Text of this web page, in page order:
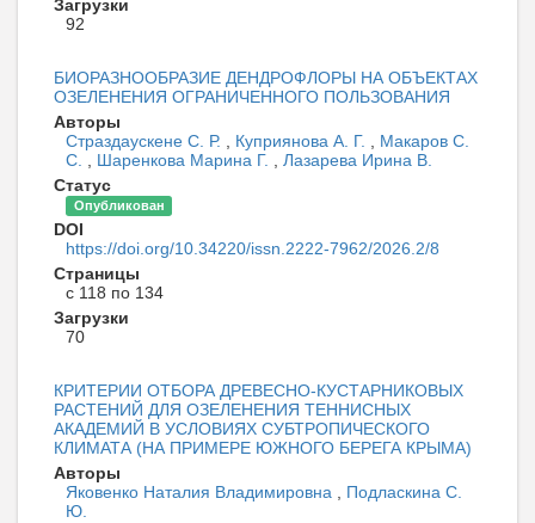
Загрузки
92
БИОРАЗНООБРАЗИЕ ДЕНДРОФЛОРЫ НА ОБЪЕКТАХ
ОЗЕЛЕНЕНИЯ ОГРАНИЧЕННОГО ПОЛЬЗОВАНИЯ
Авторы
Страздаускене С. Р.
Куприянова А. Г.
Макаров С.
С.
Шаренкова Марина Г.
Лазарева Ирина В.
Статус
Опубликован
DOI
https://doi.org/10.34220/issn.2222-7962/2026.2/8
Страницы
с 118 по 134
Загрузки
70
КРИТЕРИИ ОТБОРА ДРЕВЕСНО-КУСТАРНИКОВЫХ
РАСТЕНИЙ ДЛЯ ОЗЕЛЕНЕНИЯ ТЕННИСНЫХ
АКАДЕМИЙ В УСЛОВИЯХ СУБТРОПИЧЕСКОГО
КЛИМАТА (НА ПРИМЕРЕ ЮЖНОГО БЕРЕГА КРЫМА)
Авторы
Яковенко Наталия Владимировна
Подласкина С.
Ю.